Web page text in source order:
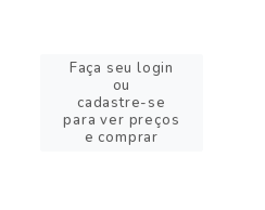
Faça seu login
ou
cadastre-se
para ver preços
e comprar